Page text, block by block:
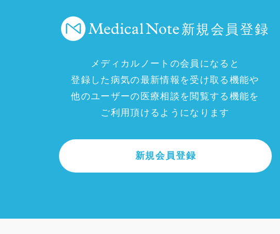
新規会員登録
メディカルノートの会員になると
登録した病気の最新情報を受け取る機能や
他のユーザーの医療相談を閲覧する機能を
ご利用頂けるようになります
新規会員登録